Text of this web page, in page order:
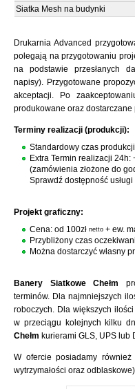
Siatka Mesh na budynki
Drukarnia Advanced
polegają na przygotowaniu
na podstawie przesłanych
napisy). Przygotowane
akceptacji. Po
produkowane oraz dostarczane
Terminy realizacji (produkcji):
Standardowy czas
Extra Termin realizacji 24h:
(zamówienia złożone do
Sprawdź dostępność usługi
Projekt graficzny:
Cena: od 100zł netto + ew.
Przybliżony czas
Można dostarczyć własny
Banery Siatkowe Chełm
terminów. Dla najmniejszych
roboczych. Dla większych
w przeciągu kolejnych kilku
Chełm kurierami GLS, UPS lub
W ofercie posiadamy
wytrzymałości oraz